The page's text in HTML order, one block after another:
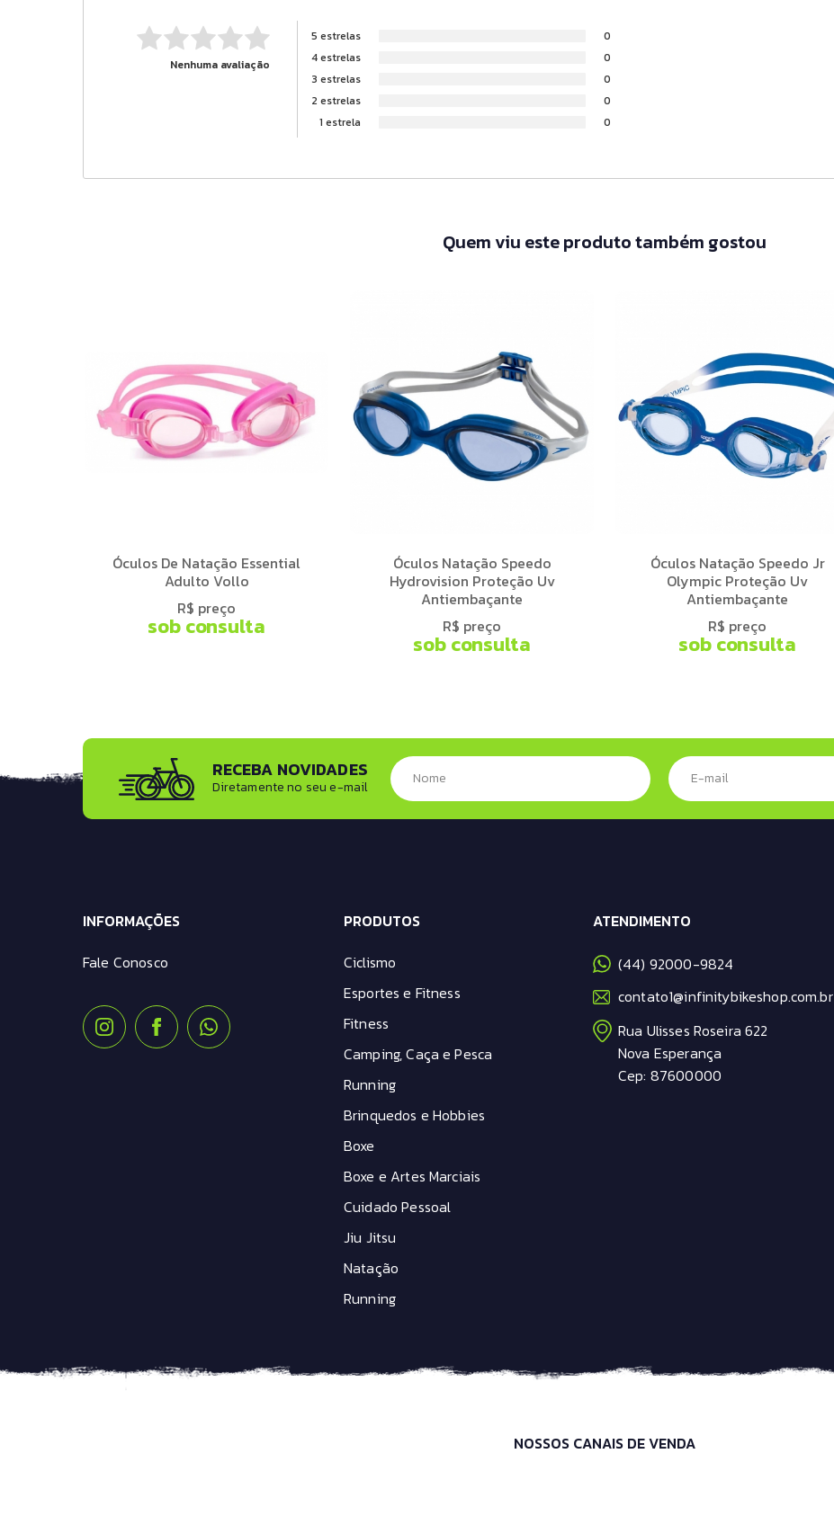
Nenhuma avaliação
5 estrelas
0
4 estrelas
0
3 estrelas
0
2 estrelas
0
1 estrela
0
Quem viu este produto também gostou
Óculos De Natação Essential
Adulto Vollo
R$ preço
sob consulta
Óculos Natação Speedo
Hydrovision Proteção Uv
Antiembaçante
R$ preço
sob consulta
Óculos Natação Speedo Jr
Olympic Proteção Uv
Antiembaçante
R$ preço
sob consulta
RECEBA NOVIDADES
Diretamente no seu e-mail
INFORMAÇÕES
Fale Conosco
PRODUTOS
Ciclismo
Esportes e Fitness
Fitness
Camping, Caça e Pesca
Running
Brinquedos e Hobbies
Boxe
Boxe e Artes Marciais
Cuidado Pessoal
Jiu Jitsu
Natação
Running
ATENDIMENTO
(44) 92000-9824
contato1@infinitybikeshop.com.br
Rua Ulisses Roseira 622
Nova Esperança
Cep: 87600000
NOSSOS CANAIS DE VENDA